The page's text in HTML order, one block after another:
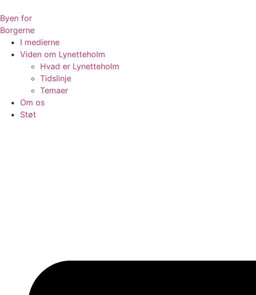
til
indhold
Byen for
Borgerne
I medierne
Viden om Lynetteholm
Hvad er Lynetteholm
Tidslinje
Temaer
Om os
Støt